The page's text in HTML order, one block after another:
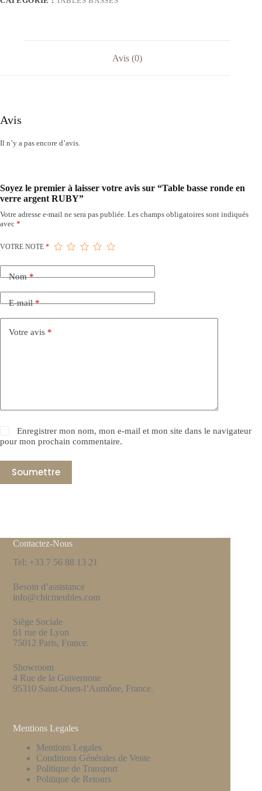
Avis (0)
Avis
Il n’y a pas encore d’avis.
Soyez le premier à laisser votre avis sur “Table basse ronde en
verre argent RUBY”
Votre adresse e-mail ne sera pas publiée. Les champs obligatoires sont indiqués
avec *
VOTRE NOTE *
Nom*
E-mail*
Votre avis *
Enregistrer mon nom, mon e-mail et mon site dans le navigateur
pour mon prochain commentaire.
Soumettre
Contactez-Nous
Tel: +33 7 56 88 13 21
Besoin d’assistance
info@chicmeubles.com
Siège Sociale
61 rue de Lyon
75012 Paris, France.
Showroom
4 Rue de la Guivernone
95310 Saint-Ouen-l’Aumône, France.
Mentions Legales
Mentions Legales
Conditions Générales de Vente
Politique de Transport
Politique de Retours